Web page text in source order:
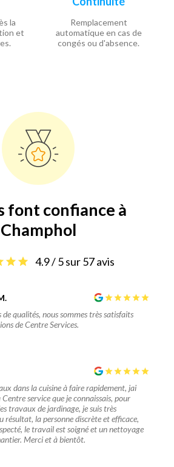
la
et
Remplacement
automatique en cas de
congés ou d'absence.
font confiance à
Champhol
4.9 / 5 sur 57 avis
de qualités, nous sommes très satisfaits
de Centre Services.
dans la cuisine à faire rapidement, jai
service que je connaissais, pour
travaux de jardinage, je suis très
résultat, la personne discrète et efficace,
le travail est soigné et un nettoyage
Merci et à bientôt.